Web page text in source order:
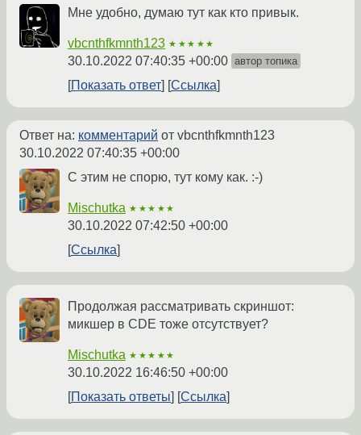
Мне удобно, думаю тут как кто привык.
vbcnthfkmnth123 ★★★★★
30.10.2022 07:40:35 +00:00 автор топика
Показать ответ Ссылка
Ответ на: комментарий от vbcnthfkmnth123
30.10.2022 07:40:35 +00:00
С этим не спорю, тут кому как. :-)
Mischutka ★★★★★
30.10.2022 07:42:50 +00:00
Ссылка
Продолжая рассматривать скриншот:
микшер в CDE тоже отсутствует?
Mischutka ★★★★★
30.10.2022 16:46:50 +00:00
Показать ответы
Ссылка